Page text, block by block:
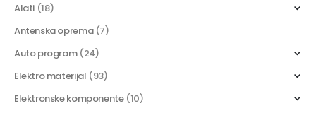
Alati (18)
Antenska oprema (7)
Auto program (24)
Elektro materijal (93)
Elektronske komponente (10)